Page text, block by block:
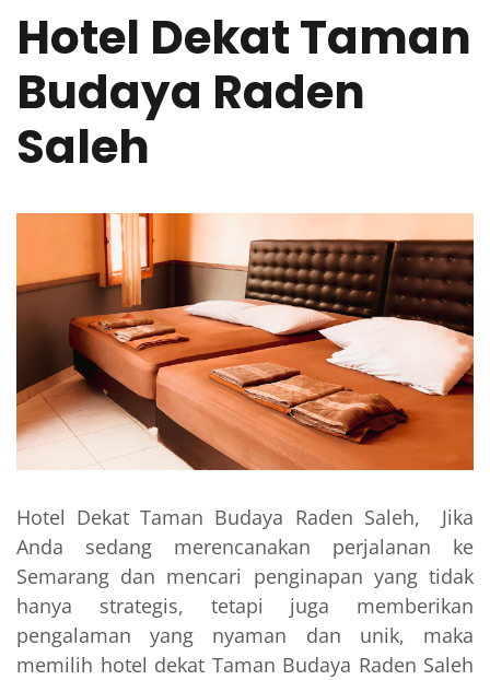
Hotel Dekat Taman
Budaya Raden
Saleh
Hotel Dekat Taman Budaya Raden Saleh, Jika
Anda sedang merencanakan perjalanan ke
Semarang dan mencari penginapan yang tidak
hanya strategis, tetapi juga memberikan
pengalaman yang nyaman dan unik, maka
memilih hotel dekat Taman Budaya Raden Saleh